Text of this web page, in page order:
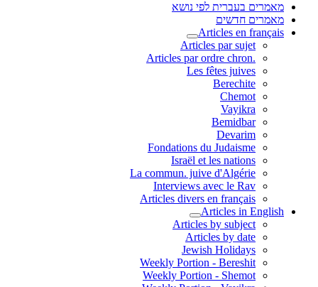
מאמרים בעברית לפי נושא
מאמרים חדשים
Articles en français
Articles par sujet
.Articles par ordre chron
Les fêtes juives
Berechite
Chemot
Vayikra
Bemidbar
Devarim
Fondations du Judaisme
Israël et les nations
La commun. juive d'Algérie
Interviews avec le Rav
Articles divers en français
Articles in English
Articles by subject
Articles by date
Jewish Holidays
Weekly Portion - Bereshit
Weekly Portion - Shemot